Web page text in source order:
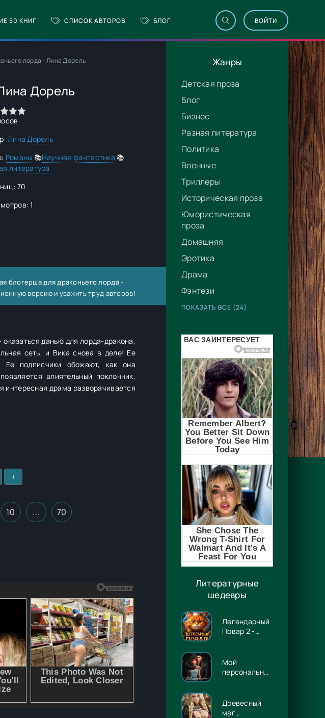
50 КНИГ СПИСОК АВТОРОВ БЛОГ ВОЙТИ
Жанры
Детская проза
Блог
Бизнес
Разная литература
Политика
Военные
Триллеры
Историческая проза
Юмористическая
проза
Домашняя
Эротика
Драма
Фэнтези
ПОКАЗАТЬ ВСЕ (24)
Литературные
шедевры
Легендарный
Повар 2 -
Мой
персональный
Древесный
маг
лорда - Лина Дорель
Дорель
Лина Дорель
Романы 📚Научная фантастика 📚
литература
70
1
блогерша для драконьего лорда -
версию и уважить труд авторов!
данью для лорда-дракона,
сеть, и Вика снова в деле! Ее
Ее подписчики обожают, как она
влиятельный поклонник,
интересная драма разворачивается
+
10 ... 70